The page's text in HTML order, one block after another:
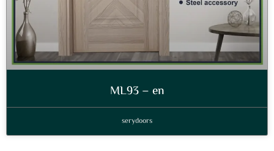
ML93 – en
serydoors